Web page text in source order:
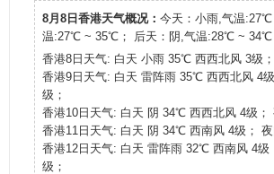
8月8日香港天气概况： 今天：小雨,气温
温:27℃ ~ 35℃； 后天：阴,气温:28℃ ~ 34℃
香港8日天气: 白天 小雨 35℃ 西西北风 3级
香港9日天气: 白天 雷阵雨 35℃ 西西北风 4
级；
香港10日天气: 白天 阴 34℃ 西西北风 4级
香港11日天气: 白天 阴 34℃ 西南风 4级；
香港12日天气: 白天 雷阵雨 32℃ 西南风 4
级；